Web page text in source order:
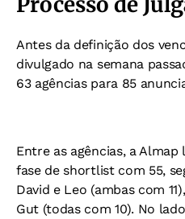
Antes da definição dos
divulgado na semana
63 agências para 85
Entre as agências, a
fase de shortlist com 55,
David e Leo (ambas com
Gut (todas com 10). No